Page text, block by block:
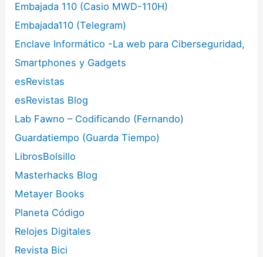
Embajada 110 (Casio MWD-110H)
Embajada110 (Telegram)
Enclave Informático -La web para Ciberseguridad,
Smartphones y Gadgets
esRevistas
esRevistas Blog
Lab Fawno – Codificando (Fernando)
Guardatiempo (Guarda Tiempo)
LibrosBolsillo
Masterhacks Blog
Metayer Books
Planeta Código
Relojes Digitales
Revista Bici